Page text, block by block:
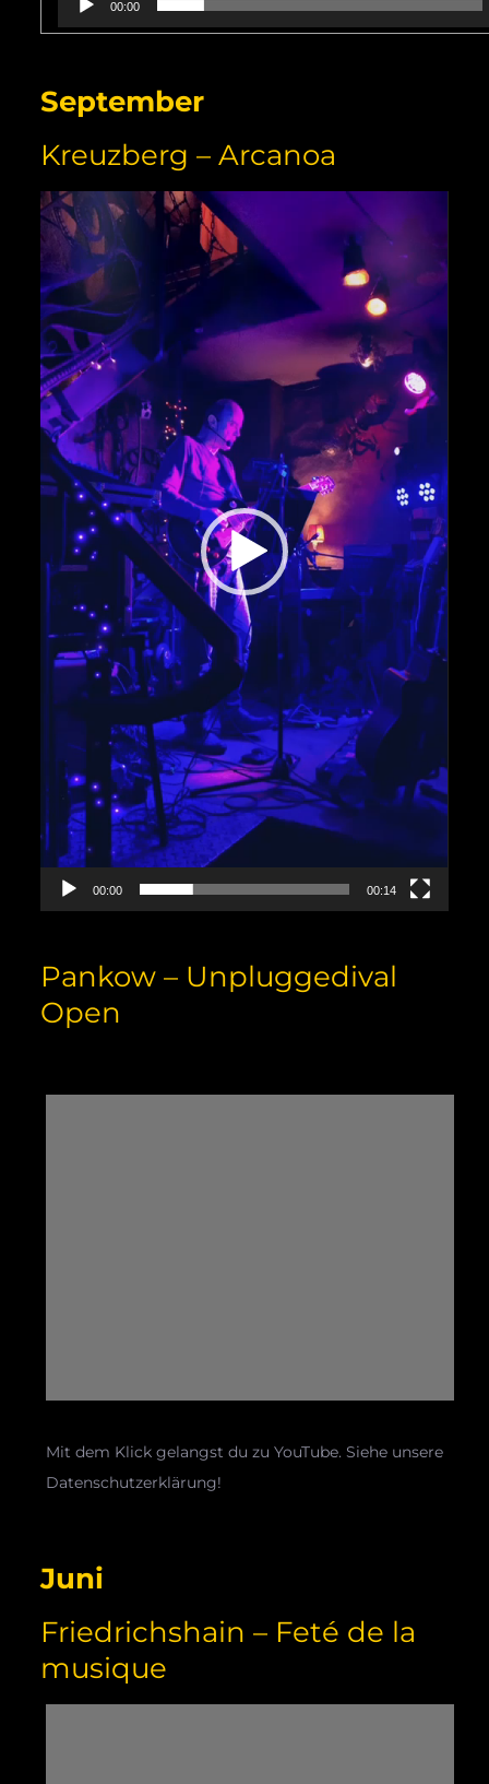
00:00
September
Kreuzberg – Arcanoa
Video-
Player
00:00 00:14
Pankow – Unpluggedival
Open
Mit dem Klick gelangst du zu YouTube. Siehe unsere
Datenschutzerklärung!
Juni
Friedrichshain – Feté de la
musique